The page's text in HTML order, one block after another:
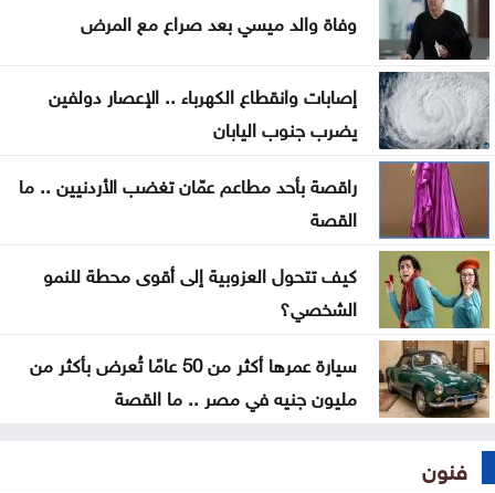
الحيصة: أراضي مشروع سكة العقبة ستسجل باسم
خزينة الدولة
صورة تختصر حكاية إنجاز .. وحفل سيبقى محفورا في
ذاكرة جامعة آل البيت
حين لا يعود القمع ضروريًا: كيف تُنتَج اللامبالاة
السياسية؟
وفاة والد ميسي بعد صراع مع المرض
إصابات وانقطاع الكهرباء .. الإعصار دولفين
يضرب جنوب اليابان
راقصة بأحد مطاعم عمّان تغضب الأردنيين .. ما
القصة
كيف تتحول العزوبية إلى أقوى محطة للنمو
الشخصي؟
سيارة عمرها أكثر من 50 عامًا تُعرض بأكثر من
مليون جنيه في مصر .. ما القصة
فنون